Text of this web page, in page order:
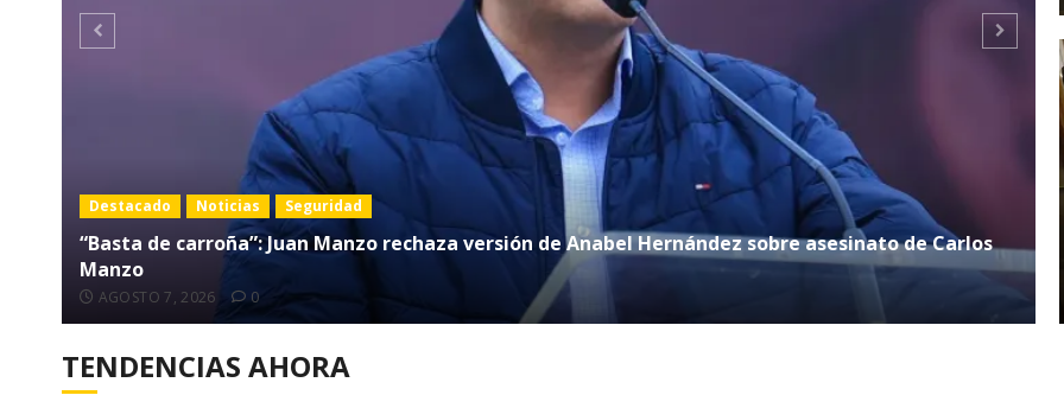
Destacado Noticias Seguridad
“Basta de carroña”: Juan Manzo rechaza versión de Anabel Hernández sobre asesinato de Carlos
Manzo
AGOSTO 7, 2026 0
TENDENCIAS AHORA